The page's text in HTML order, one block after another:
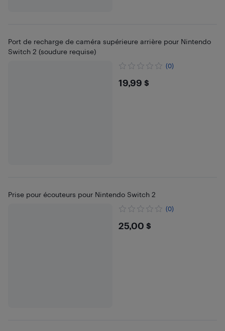
Port de recharge de caméra supérieure arrière pour Nintendo
Switch 2 (soudure requise)
(0)
$19.99
19,99 $
Prise pour écouteurs pour Nintendo Switch 2
(0)
$25
25,00 $